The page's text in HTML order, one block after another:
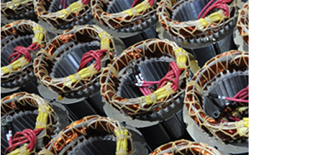
2018/11/7~11 2018 Taiwan International Machine Tool
Show
2017/03/07~12 Taipei International Machine Tool Show
2016/11/17~22 JIMTOF(日本東京)
2015/03/03~08 台北國際工具機展會